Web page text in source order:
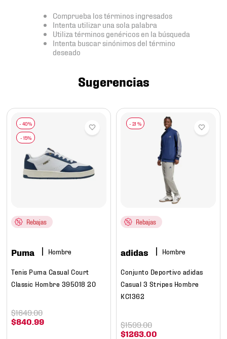
Comprueba los términos ingresados
Intenta utilizar una sola palabra
Utiliza términos genéricos en la búsqueda
Intenta buscar sinónimos del término
deseado
Sugerencias
Rebajas
Puma Hombre
Tenis Puma Casual Court
Classic Hombre 395018 20
$840.99
$1649.00
- 21 %
Rebajas
adidas Hombre
Conjunto Deportivo adidas
Casual 3 Stripes Hombre
KC1362
$1263.00
$1599.00
tenis futbol
mochila
10. tenis nike